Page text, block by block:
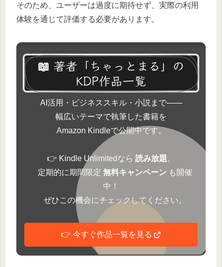
そのため、ユーザーは過度に期待せず、実際の利用
体験を通じて評価する必要があります。
📖 著者「ちゃっとまる」の
KDP作品一覧
AI活用・ビジネススキル・小説まで――
幅広いテーマで執筆した書籍を
Amazon Kindleで公開中です。
👉 Kindle Unlimitedなら 読み放題。
定期的に期間限定 無料キャンペーン も開催
中！
ぜひこの機会にチェックしてください。
👉 今すぐ作品一覧を見る